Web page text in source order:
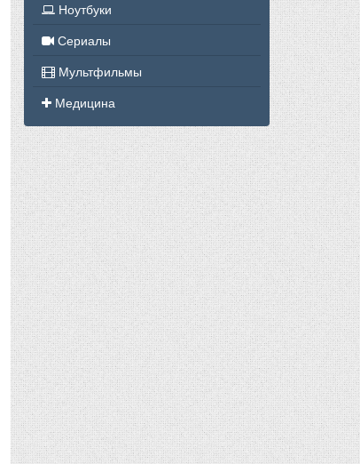
Ноутбуки
Сериалы
Мультфильмы
Медицина